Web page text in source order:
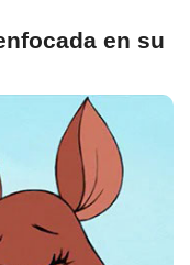
en su